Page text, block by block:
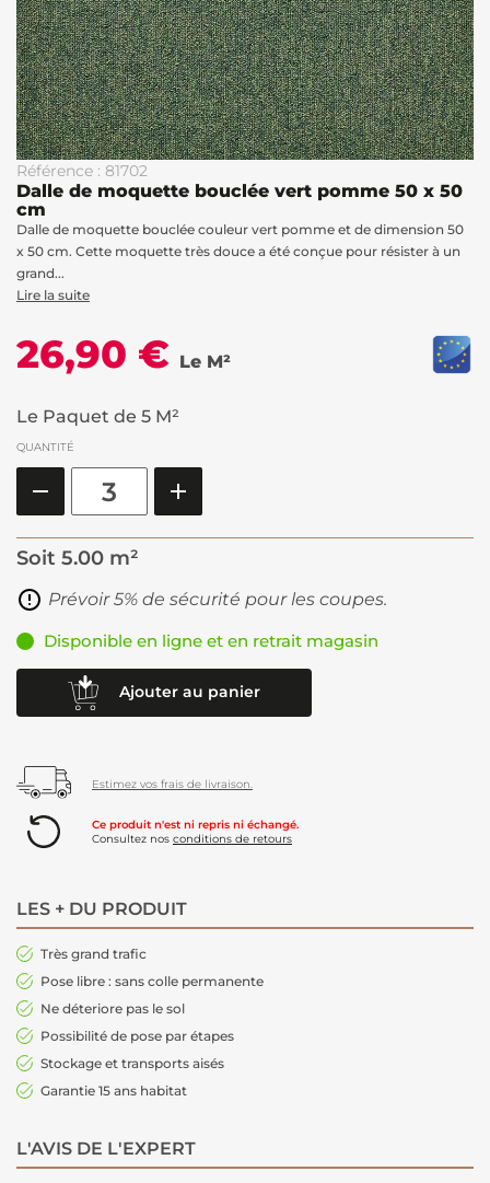
Référence : 81702
Dalle de moquette bouclée vert pomme 50 x 50
cm
Dalle de moquette bouclée couleur vert pomme et de dimension 50
x 50 cm. Cette moquette très douce a été conçue pour résister à un
grand...
Lire la suite
26,90 € Le M²
Le Paquet de 5 M²
QUANTITÉ
Soit 5.00 m²
Prévoir 5% de sécurité pour les coupes.
Disponible en ligne et en retrait magasin
Ajouter au panier
Estimez vos frais de livraison.
Ce produit n'est ni repris ni échangé.
Consultez nos conditions de retours
LES + DU PRODUIT
Très grand trafic
Pose libre : sans colle permanente
Ne déteriore pas le sol
Possibilité de pose par étapes
Stockage et transports aisés
Garantie 15 ans habitat
L'AVIS DE L'EXPERT